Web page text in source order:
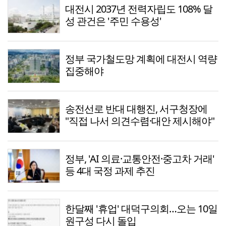
대전시 2037년 전력자립도 108% 달
성 관건은 '주민 수용성'
정부 국가철도망 계획에 대전시 역량
집중해야
송전선로 반대 대행진, 서구청장에
"직접 나서 의견수렴·대안 제시해야"
정부, 'AI 의료·교통안전·중고차 거래'
등 4대 국정 과제 추진
한달째 '휴업' 대덕구의회…오는 10일
원구성 다시 돌입